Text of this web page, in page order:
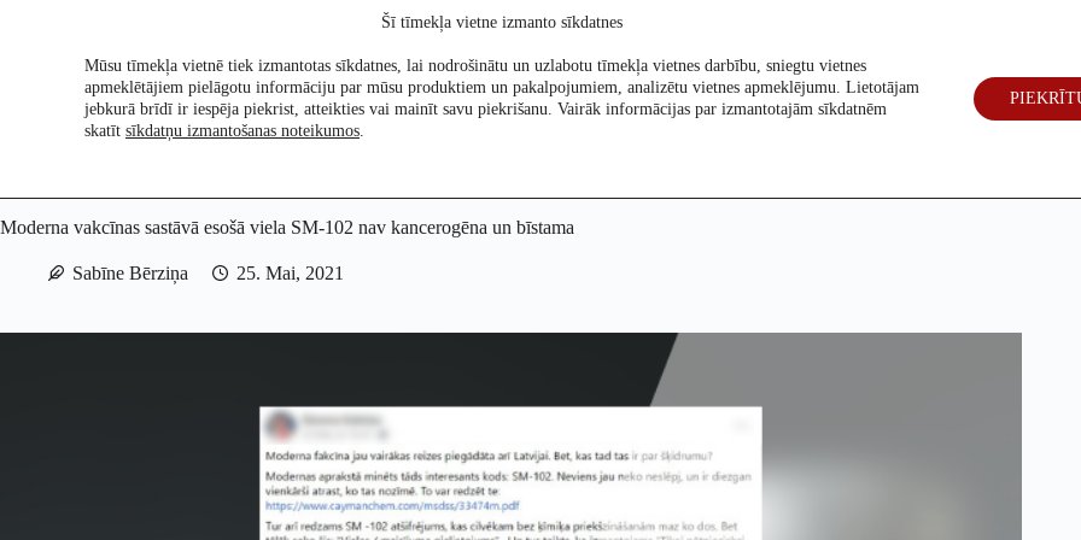
Pētījumi Re:Check Par mums Vēlēšanas 2026
Moderna vakcīnas sastāvā esošā viela SM-102 nav kancerogēna un bīstama
Sabīne Bērziņa 25. Mai, 2021
Šī tīmekļa vietne izmanto sīkdatnes
Mūsu tīmekļa vietnē tiek izmantotas sīkdatnes, lai nodrošinātu un uzlabotu tīmekļa vietnes darbību, sniegtu vietnes
apmeklētājiem pielāgotu informāciju par mūsu produktiem un pakalpojumiem, analizētu vietnes apmeklējumu. Lietotājam
jebkurā brīdī ir iespēja piekrist, atteikties vai mainīt savu piekrišanu. Vairāk informācijas par izmantotajām sīkdatnēm
skatīt sīkdatņu izmantošanas noteikumos.